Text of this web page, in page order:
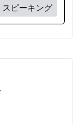
スピーキング